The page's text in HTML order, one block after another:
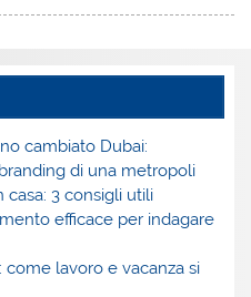
cambiato Dubai:
di una metropoli
casa: 3 consigli utili
efficace per indagare
come lavoro e vacanza si